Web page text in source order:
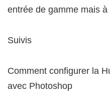
entrée de gamme mais
Suivis
Comment configurer la
avec Photoshop